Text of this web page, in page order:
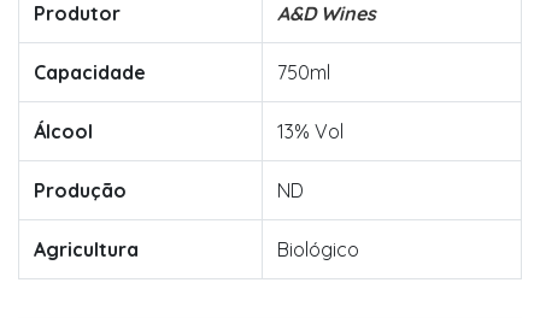
Produtor A&D Wines
Capacidade 750ml
Álcool 13% Vol
Produção ND
Agricultura Biológico